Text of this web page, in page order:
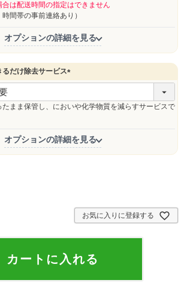
は配送時間の指定はできません
間帯の事前連絡あり）
オプションの詳細を見る
だけ除去サービス
(
須
まま保管し、においや化学物質を減らすサービスで
オプションの詳細を見る
お気に入りに登録する
カートに入れる